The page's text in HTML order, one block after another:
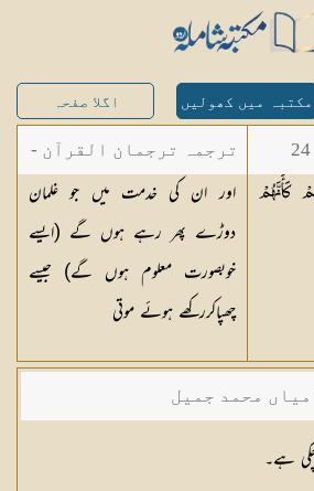
مکتبہ میں کھولیں اگلا صفحہ
كَأَنَّهُمْ
ترجمہ ترجمان القرآن -
مولانا ابوالکلام آزاد
اور ان کی خدمت میں جو غلمان
دوڑے پھر رہے ہوں گے (ایسے
خوبصورت معلوم ہوں گے) جیسے
چھپاکررکھے ہوئے موتی
محمد جمیل
ہے۔